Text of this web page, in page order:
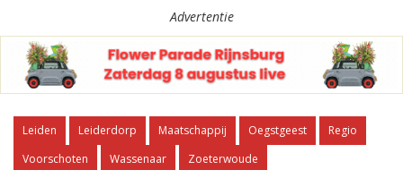
Advertentie
Leiden Leiderdorp Maatschappij Oegstgeest
Regio
Voorschoten
Wassenaar Zoeterwoude